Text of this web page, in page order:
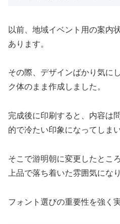
以前、地域イベント用の案内
あります。
その際、デザインばかり気に
ク体のまま作成しました。
完成後に印刷すると、内容は
的で冷たい印象になってしま
そこで游明朝に変更したとこ
上品で落ち着いた雰囲気にな
フォント選びの重要性を強く